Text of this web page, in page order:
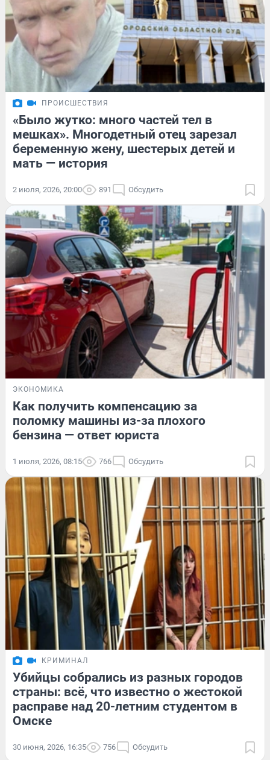
ПРОИСШЕСТВИЯ
«Было жутко: много частей тел в
мешках». Многодетный отец зарезал
беременную жену, шестерых детей и
мать — история
2 июля, 2026, 20:00 891 Обсудить
ЭКОНОМИКА
Как получить компенсацию за
поломку машины из-за плохого
бензина — ответ юриста
1 июля, 2026, 08:15 766 Обсудить
КРИМИНАЛ
Убийцы собрались из разных городов
страны: всё, что известно о жестокой
расправе над 20-летним студентом в
Омске
30 июня, 2026, 16:35 756 Обсудить